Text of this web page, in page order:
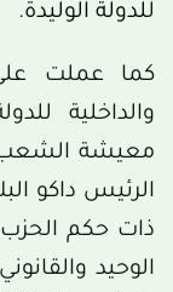
للدولة الوليدة.
كما عملت على
والداخلية
معيشة
الرئيس داكو
ذات حكم الحزب
الوحيد